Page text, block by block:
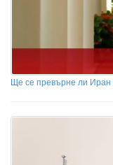
Ще се превърне ли